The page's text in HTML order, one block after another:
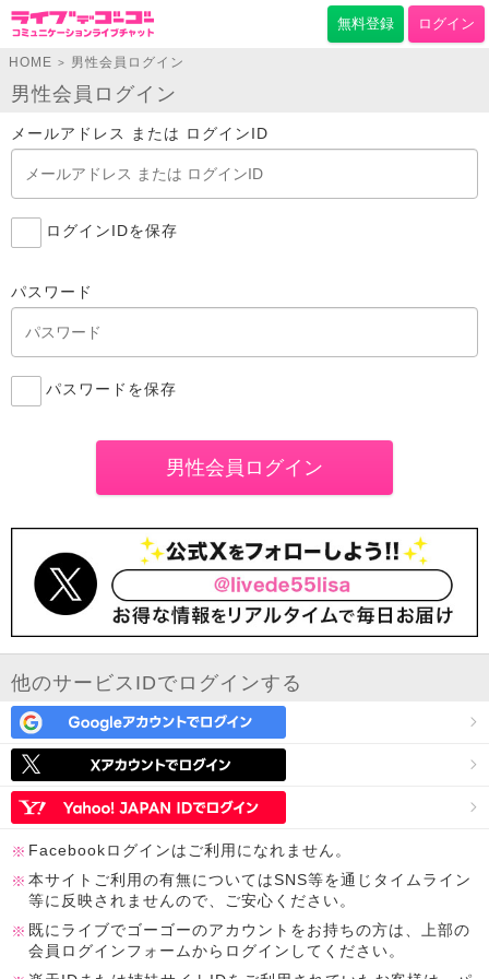
無料登録 ログイン
HOME > 男性会員ログイン
男性会員ログイン
メールアドレス または ログインID
ログインIDを保存
パスワード
パスワードを保存
他のサービスIDでログインする
Facebookログインはご利用になれません。
本サイトご利用の有無についてはSNS等を通じタイムライン
等に反映されませんので、ご安心ください。
既にライブでゴーゴーのアカウントをお持ちの方は、上部の
会員ログインフォームからログインしてください。